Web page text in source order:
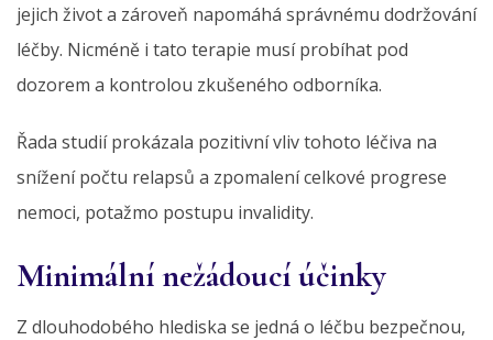
jejich život a zároveň napomáhá správnému dodržování
léčby. Nicméně i tato terapie musí probíhat pod
dozorem a kontrolou zkušeného odborníka.
Řada studií prokázala pozitivní vliv tohoto léčiva na
snížení počtu relapsů a zpomalení celkové progrese
nemoci, potažmo postupu invalidity.
Minimální nežádoucí účinky
Z dlouhodobého hlediska se jedná o léčbu bezpečnou,